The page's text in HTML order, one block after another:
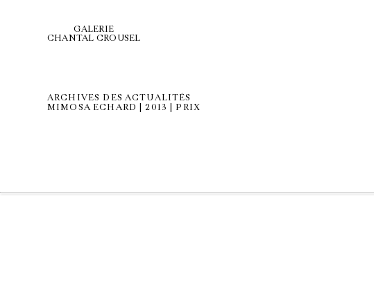
GALERIE
CHANTAL CROUSEL
ARCHIVES DES ACTUALITÉS
MIMOSA ECHARD | 2013 | PRIX